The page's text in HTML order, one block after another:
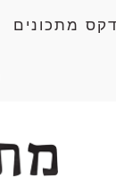
מתכונים